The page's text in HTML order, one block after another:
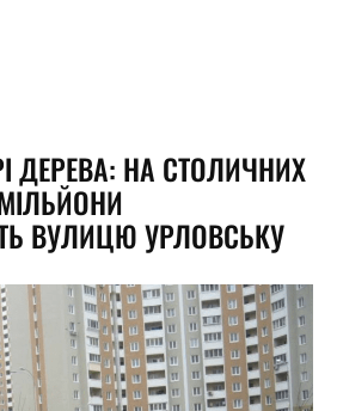
ДЕРЕВА: НА СТОЛИЧНИХ
ВУЛИЦЮ УРЛОВСЬКУ